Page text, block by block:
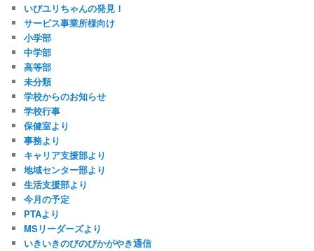
いびユリちゃんの発見！
サービス事業所様向け
小学部
中学部
高等部
未分類
学校からのお知らせ
学校行事
保健室より
事務より
キャリア支援部より
地域センター部より
生活支援部より
今月の予定
PTAより
MSリーダーズより
いきいきのびのびかがやき通信